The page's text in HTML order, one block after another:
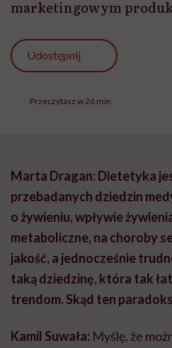
marketingowym
Udostępnij
Przeczytasz w 26 min
Marta Dragan: Dietetyka
przebadanych dziedzin
o żywieniu, wpływie
metaboliczne, na choroby
jakość, a jednocześnie
taką dziedzinę, która tak
trendom. Skąd ten
Kamil Suwała: Myślę, że